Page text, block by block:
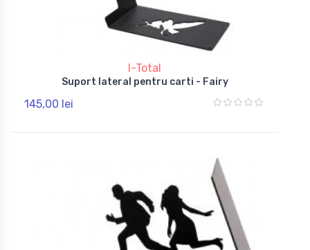
I-Total
Suport lateral pentru carti - Fairy
145,00 lei